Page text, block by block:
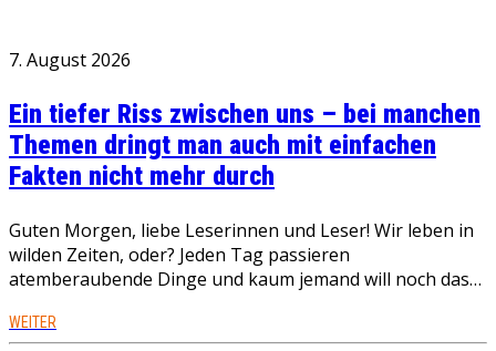
7. August 2026
Ein tiefer Riss zwischen uns – bei manchen
Themen dringt man auch mit einfachen
Fakten nicht mehr durch
Guten Morgen, liebe Leserinnen und Leser! Wir leben in
wilden Zeiten, oder? Jeden Tag passieren
atemberaubende Dinge und kaum jemand will noch das…
WEITER